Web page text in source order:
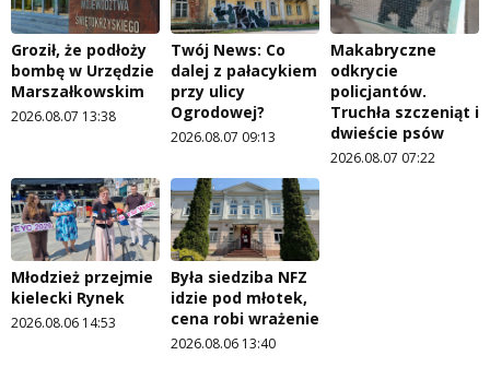
Groził, że podłoży
bombę w Urzędzie
Marszałkowskim
2026.08.07 13:38
Twój News: Co
dalej z pałacykiem
przy ulicy
Ogrodowej?
2026.08.07 09:13
Makabryczne
odkrycie
policjantów.
Truchła szczeniąt i
dwieście psów
2026.08.07 07:22
Młodzież przejmie
kielecki Rynek
2026.08.06 14:53
Była siedziba NFZ
idzie pod młotek,
cena robi wrażenie
2026.08.06 13:40